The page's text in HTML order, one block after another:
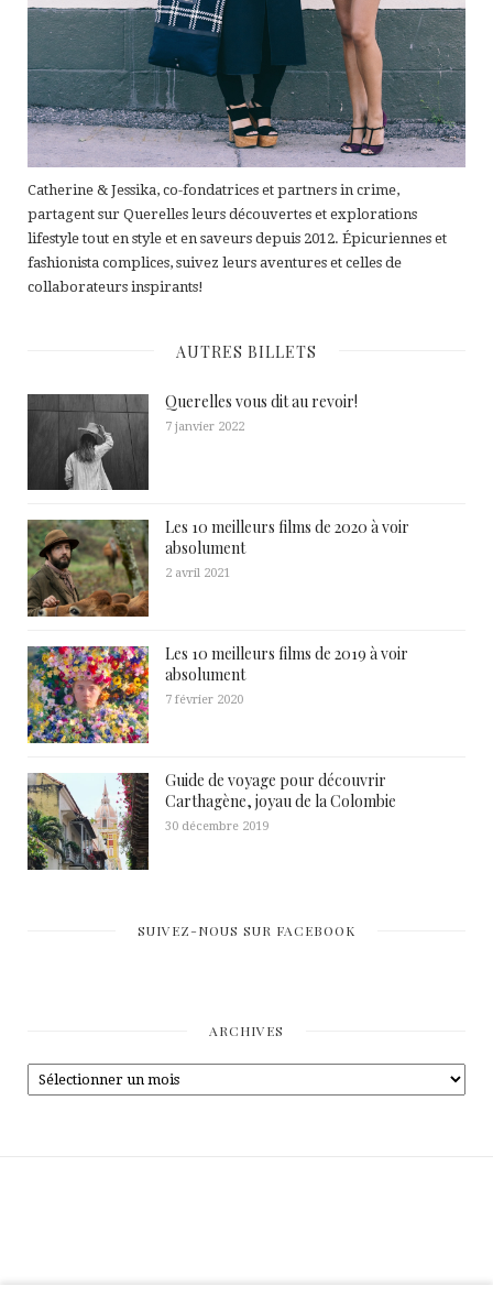
Catherine & Jessika, co-fondatrices et partners in crime,
partagent sur Querelles leurs découvertes et explorations
lifestyle tout en style et en saveurs depuis 2012. Épicuriennes et
fashionista complices, suivez leurs aventures et celles de
collaborateurs inspirants!
AUTRES BILLETS
Querelles vous dit au revoir!
7 janvier 2022
Les 10 meilleurs films de 2020 à voir
absolument
2 avril 2021
Les 10 meilleurs films de 2019 à voir
absolument
7 février 2020
Guide de voyage pour découvrir
Carthagène, joyau de la Colombie
30 décembre 2019
SUIVEZ-NOUS SUR FACEBOOK
ARCHIVES